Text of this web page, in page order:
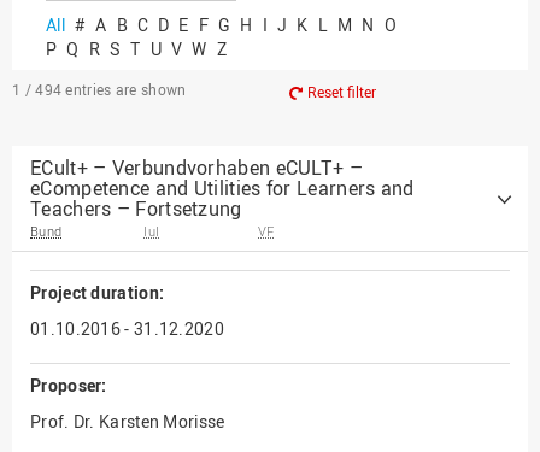
All # A B C D E F G H I J K L M N O
P Q R S T U V W Z
1 / 494 entries are shown Reset filter
ECult+ – Verbundvorhaben eCULT+ –
eCompetence and Utilities for Learners and
Teachers – Fortsetzung
Bund IuI VF
Project duration:
01.10.2016 - 31.12.2020
Proposer:
Prof. Dr. Karsten Morisse